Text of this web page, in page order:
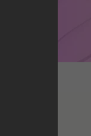
доволі
багато